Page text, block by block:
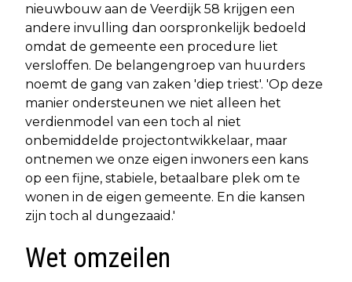
nieuwbouw aan de Veerdijk 58 krijgen een
andere invulling dan oorspronkelijk bedoeld
omdat de gemeente een procedure liet
versloffen. De belangengroep van huurders
noemt de gang van zaken 'diep triest'. 'Op deze
manier ondersteunen we niet alleen het
verdienmodel van een toch al niet
onbemiddelde projectontwikkelaar, maar
ontnemen we onze eigen inwoners een kans
op een fijne, stabiele, betaalbare plek om te
wonen in de eigen gemeente. En die kansen
zijn toch al dungezaaid.'
Wet omzeilen